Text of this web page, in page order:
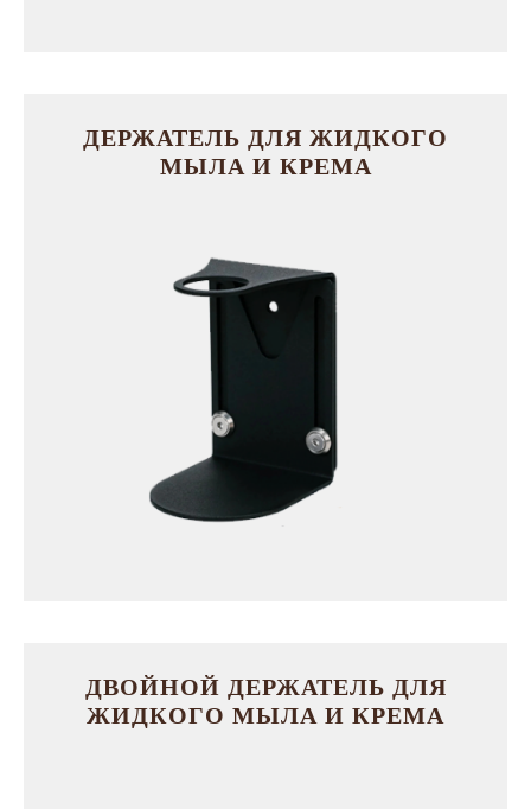
ДЕРЖАТЕЛЬ ДЛЯ ЖИДКОГО
МЫЛА И КРЕМА
ДВОЙНОЙ ДЕРЖАТЕЛЬ ДЛЯ
ЖИДКОГО МЫЛА И КРЕМА